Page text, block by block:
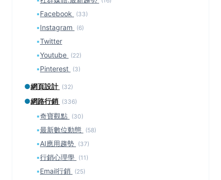
▪Facebook (33)
▪Instagram (6)
▪Twitter
▪Youtube (22)
▪Pinterest (3)
●網頁設計 (32)
●網路行銷 (336)
▪奇寶觀點 (30)
▪最新數位動態 (58)
▪AI應用趨勢 (37)
▪行銷心理學 (11)
▪Email行銷 (25)